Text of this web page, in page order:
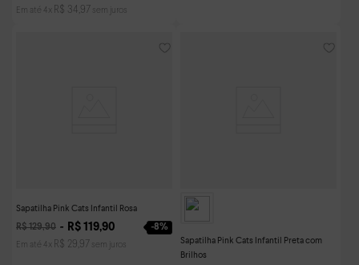
Em até x R$ 34 ,97 sem juros
Sapatilha Pink Cats Infantil Rosa
R$129,90 R$ 119,90 -8%
Em até x R$ 29,97 sem juros
Sapatilha Pink Cats Infantil Preta com
Brilhos